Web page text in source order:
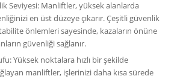
Seviyesi: Manliftler, yüksek alanlarda
en üst düzeye çıkarır. Çeşitli güvenlik
önlemleri sayesinde, kazaların önüne
güvenliği sağlanır.
Yüksek noktalara hızlı bir şekilde
manliftler, işlerinizi daha kısa sürede